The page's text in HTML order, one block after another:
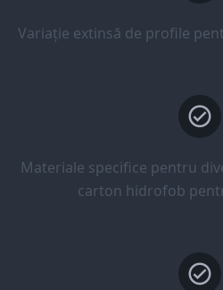
Variație extinsă de profile
Materiale specifice pentru
carton hidrofob